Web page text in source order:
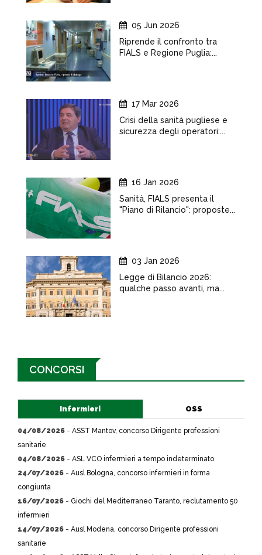
05 Jun 2026
Riprende il confronto tra
FIALS e Regione Puglia:...
17 Mar 2026
Crisi della sanità pugliese e
sicurezza degli operatori:...
16 Jan 2026
Sanità, FIALS presenta il
"Piano di Rilancio": proposte...
03 Jan 2026
Legge di Bilancio 2026:
qualche passo avanti, ma...
CONCORSI
Infermieri OSS
04/08/2026 - ASST Mantov, concorso Dirigente professioni
sanitarie
04/08/2026 - ASL VCO infermieri a tempo indeterminato
24/07/2026 - Ausl Bologna, concorso infermieri in forma
congiunta
16/07/2026 - Giochi del Mediterraneo Taranto, reclutamento 50
infermieri
14/07/2026 - Ausl Modena, concorso Dirigente professioni
sanitarie